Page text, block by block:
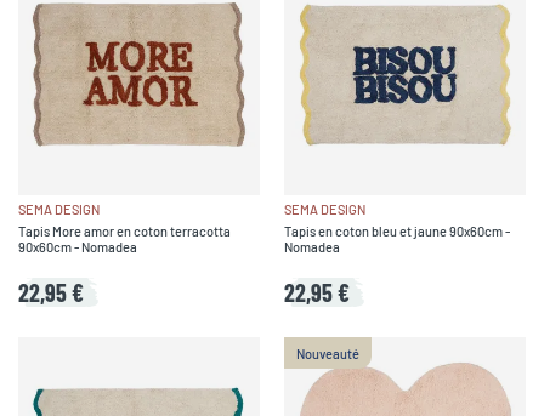
SEMA DESIGN
Tapis More amor en coton terracotta
90x60cm - Nomadea
22,95 €
SEMA DESIGN
Tapis en coton bleu et jaune 90x60cm -
Nomadea
22,95 €
Nouveauté